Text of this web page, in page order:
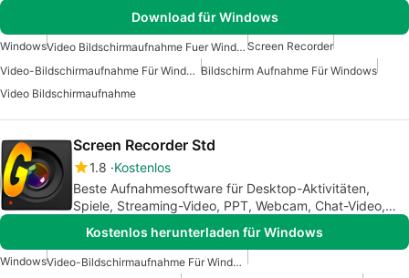
Download für Windows
Windows Video Bildschirmaufnahme Fuer Windows Screen Recorder
Video-Bildschirmaufnahme Für Windows Bildschirm Aufnahme Für Windows
Video Bildschirmaufnahme
Screen Recorder Std
1.8 Kostenlos
Beste Aufnahmesoftware für Desktop-Aktivitäten,
Spiele, Streaming-Video, PPT, Webcam, Chat-Video,
Kostenlos herunterladen für Windows
Windows
Video-Bildschirmaufnahme Für Windows